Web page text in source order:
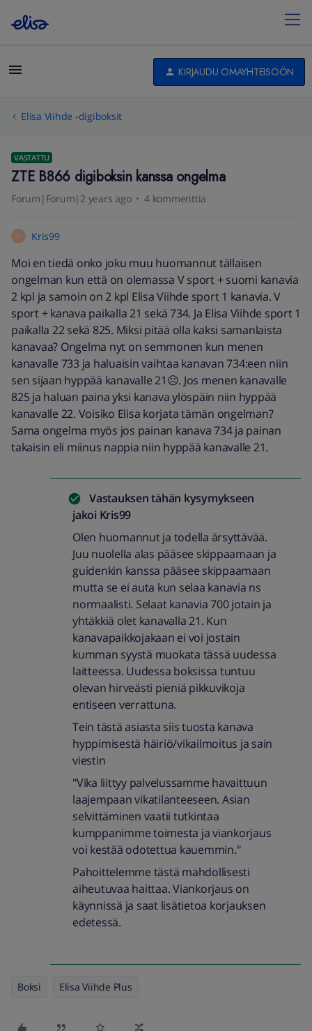
KIRJAUDU OMAYHTEISÖÖN
Elisa Viihde -digiboksit
VASTATTU
ZTE B866 digiboksin kanssa ongelma
Forum|Forum|2 years ago 4 kommenttia
K Kris99
Moi en tiedä onko joku muu huomannut tällaisen
ongelman kun että on olemassa V sport + suomi kanavia
2 kpl ja samoin on 2 kpl Elisa Viihde sport 1 kanavia. V
sport + kanava paikalla 21 sekä 734. Ja Elisa Viihde sport 1
paikalla 22 sekä 825. Miksi pitää olla kaksi samanlaista
kanavaa? Ongelma nyt on semmonen kun menen
kanavalle 733 ja haluaisin vaihtaa kanavan 734:een niin
sen sijaan hyppää kanavalle 21☹️. Jos menen kanavalle
825 ja haluan paina yksi kanava ylöspäin niin hyppää
kanavalle 22. Voisiko Elisa korjata tämän ongelman?
Sama ongelma myös jos painan kanava 734 ja painan
takaisin eli miinus nappia niin hyppää kanavalle 21.
Vastauksen tähän kysymykseen
jakoi Kris99
Olen huomannut ja todella ärsyttävää.
Juu nuolella alas pääsee skippaamaan ja
guidenkin kanssa pääsee skippaamaan
mutta se ei auta kun selaa kanavia ns
normaalisti. Selaat kanavia 700 jotain ja
yhtäkkiä olet kanavalla 21. Kun
kanavapaikkojakaan ei voi jostain
kumman syystä muokata tässä uudessa
laitteessa. Uudessa boksissa tuntuu
olevan hirveästi pieniä pikkuvikoja
entiseen verrattuna.
Tein tästä asiasta siis tuosta kanava
hyppimisestä häiriö/vikailmoitus ja sain
viestin
"Vika liittyy palvelussamme havaittuun
laajempaan vikatilanteeseen. Asian
selvittäminen vaatii tutkintaa
kumppanimme toimesta ja viankorjaus
voi kestää odotettua kauemmin."
Pahoittelemme tästä mahdollisesti
aiheutuvaa haittaa. Viankorjaus on
käynnissä ja saat lisätietoa korjauksen
edetessä.
Boksi Elisa Viihde Plus